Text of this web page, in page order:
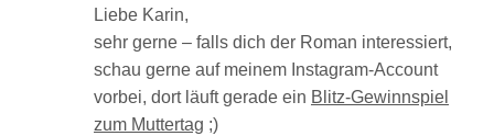
Liebe Karin,
sehr gerne – falls dich der Roman interessiert,
schau gerne auf meinem Instagram-Account
vorbei, dort läuft gerade ein Blitz-Gewinnspiel
zum Muttertag ;)